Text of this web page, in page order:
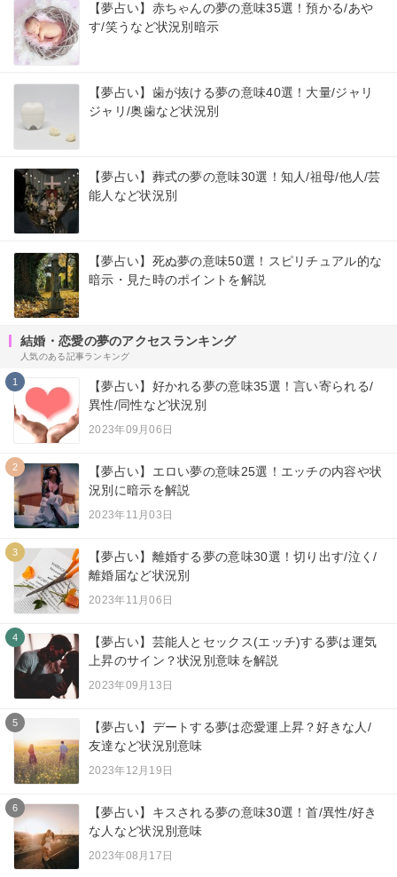
【夢占い】赤ちゃんの夢の意味35選！預かる/あや
す/笑うなど状況別暗示
【夢占い】歯が抜ける夢の意味40選！大量/ジャリ
ジャリ/奥歯など状況別
【夢占い】葬式の夢の意味30選！知人/祖母/他人/芸
能人など状況別
【夢占い】死ぬ夢の意味50選！スピリチュアル的な
暗示・見た時のポイントを解説
結婚・恋愛の夢のアクセスランキング
人気のある記事ランキング
1
【夢占い】好かれる夢の意味35選！言い寄られる/
異性/同性など状況別
2023年09月06日
2
【夢占い】エロい夢の意味25選！エッチの内容や状
況別に暗示を解説
2023年11月03日
3
【夢占い】離婚する夢の意味30選！切り出す/泣く/
離婚届など状況別
2023年11月06日
4
【夢占い】芸能人とセックス(エッチ)する夢は運気
上昇のサイン？状況別意味を解説
2023年09月13日
5
【夢占い】デートする夢は恋愛運上昇？好きな人/
友達など状況別意味
2023年12月19日
6
【夢占い】キスされる夢の意味30選！首/異性/好き
な人など状況別意味
2023年08月17日